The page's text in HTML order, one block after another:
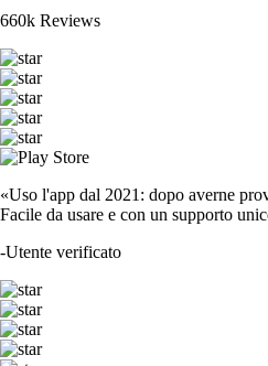
660k Reviews
«Uso l'app dal 2021: dopo averne
Facile da usare e con un supporto
-Utente verificato